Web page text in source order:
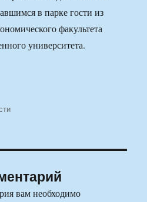
в парке гости из
факультета
университета.
вам необходимо